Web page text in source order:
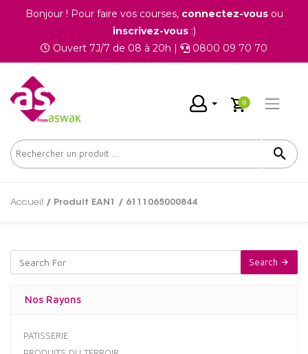
Bonjour ! Pour faire vos courses, connectez-vousou
inscrivez-vous:)
Ouvert 7J/7 de 08 à 20h |
0800 09 70 70
0
Accueil / Produit EAN1 / 6111065000844
Search
Nos Rayons
PATISSERIE